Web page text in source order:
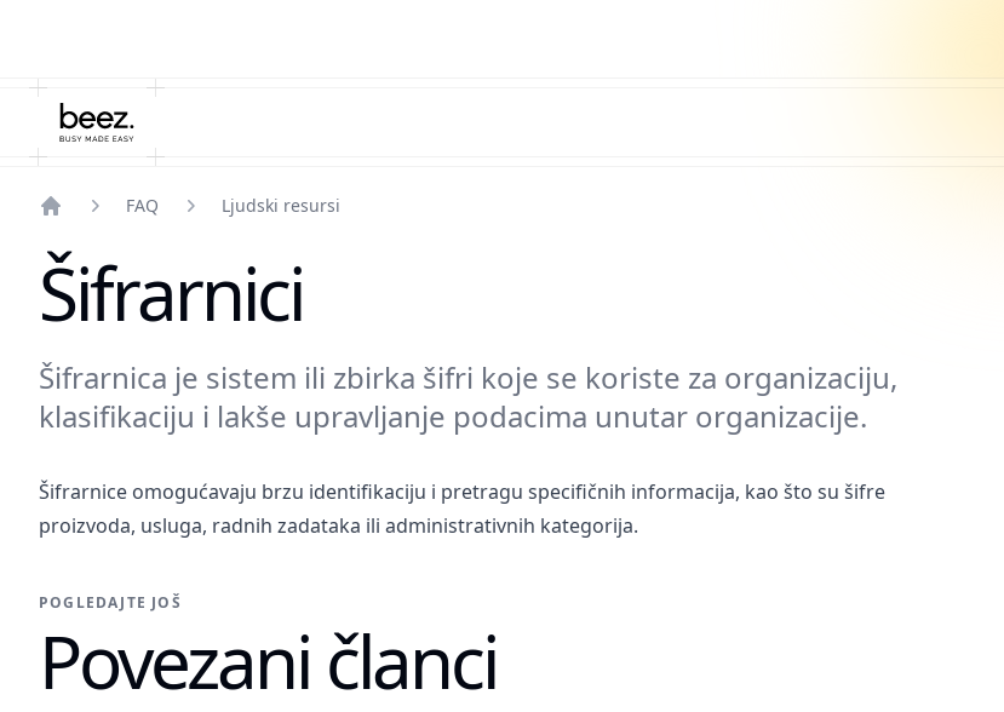
FAQ Ljudski resursi
Šifrarnici
Šifrarnica je sistem ili zbirka šifri koje se koriste za organizaciju,
klasifikaciju i lakše upravljanje podacima unutar organizacije.
Šifrarnice omogućavaju brzu identifikaciju i pretragu specifičnih informacija, kao što su šifre
proizvoda, usluga, radnih zadataka ili administrativnih kategorija.
POGLEDAJTE JOŠ
Povezani članci